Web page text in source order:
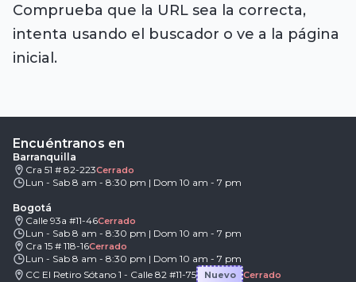
Comprueba que la URL sea la correcta,
intenta usando el buscador o ve a la página
inicial.
Encuéntranos en
Barranquilla
Cra 51 # 82-223Cerrado
Lun - Sab 8 am - 8:30 pm | Dom 10 am - 7 pm
Bogotá
Calle 93a #11-46Cerrado
Lun - Sab 8 am - 8:30 pm | Dom 10 am - 7 pm
Cra 15 # 118-16Cerrado
Lun - Sab 8 am - 8:30 pm | Dom 10 am - 7 pm
CC El Retiro Sótano 1 - Calle 82 #11-75
Nuevo Cerrado